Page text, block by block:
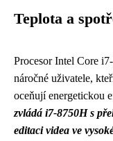
Teplota a
Procesor Intel Core
náročné uživatele,
oceňují energetickou
zvládá i7-8750H s
editaci videa ve